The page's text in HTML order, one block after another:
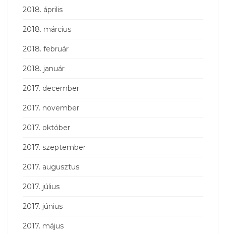
2018. április
2018. március
2018. február
2018. január
2017. december
2017. november
2017. október
2017. szeptember
2017. augusztus
2017. július
2017. június
2017. május